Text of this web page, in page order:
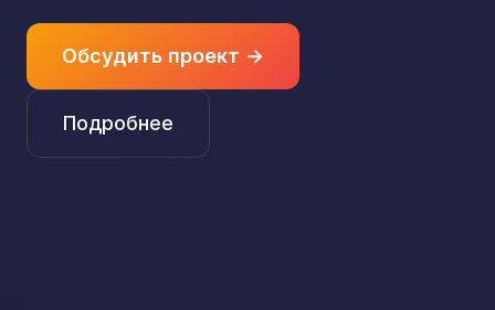
Обсудить проект →
Подробнее